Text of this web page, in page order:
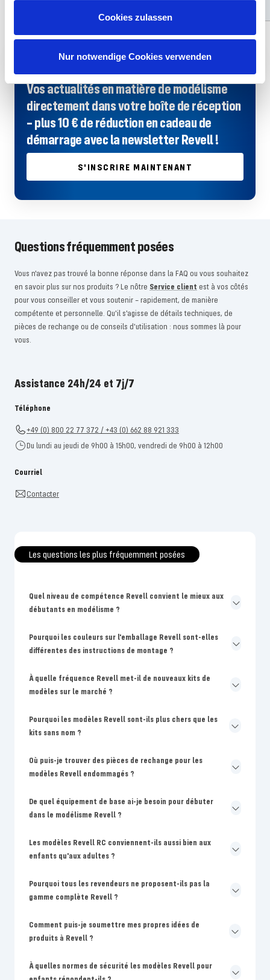
Cookies zulassen
Nur notwendige Cookies verwenden
l'offre
Ajouter
l'offre
Ajouter
Vos actualités en matière de modélisme
directement dans votre boîte de réception
– plus 10 € de réduction en cadeau de
démarrage avec la newsletter Revell !
S'INSCRIRE MAINTENANT
Questions fréquemment posées
Vous n'avez pas trouvé la bonne réponse dans la FAQ ou vous souhaitez
en savoir plus sur nos produits ? Le nôtre Service client est à vos côtés
pour vous conseiller et vous soutenir – rapidement, de manière
compétente et personnelle. Qu'il s'agisse de détails techniques, de
pièces de rechange ou de conseils d'utilisation : nous sommes là pour
vous.
Assistance 24h/24 et 7j/7
Téléphone
+49 (0) 800 22 77 372 / +43 (0) 662 88 921 333
Du lundi au jeudi de 9h00 à 15h00, vendredi de 9h00 à 12h00
Courriel
Contacter
Les questions les plus fréquemment posées
Quel niveau de compétence Revell convient le mieux aux
débutants en modélisme ?
Pourquoi les couleurs sur l'emballage Revell sont-elles
différentes des instructions de montage ?
À quelle fréquence Revell met-il de nouveaux kits de
modèles sur le marché ?
Pourquoi les modèles Revell sont-ils plus chers que les
kits sans nom ?
Où puis-je trouver des pièces de rechange pour les
modèles Revell endommagés ?
De quel équipement de base ai-je besoin pour débuter
dans le modélisme Revell ?
Les modèles Revell RC conviennent-ils aussi bien aux
enfants qu'aux adultes ?
Pourquoi tous les revendeurs ne proposent-ils pas la
gamme complète Revell ?
Comment puis-je soumettre mes propres idées de
produits à Revell ?
À quelles normes de sécurité les modèles Revell pour